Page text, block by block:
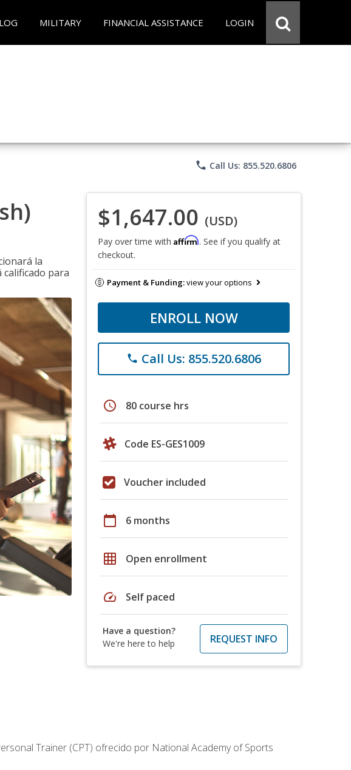
MILITARY FINANCIAL ASSISTANCE LOGIN
phone Call Us: 855.520.6806
la
para
$1,647.00 (USD)
Pay over time with Affirm. See if you qualify at
checkout.
Payment & Funding:view your options
ENROLL NOW
phone Call Us: 855.520.6806
schedule 80 course hrs
Code ES-GES1009
Voucher included
calendar_today 6 months
grid_on Open enrollment
speed Self paced
Have a question?
We're here to help
REQUEST INFO
Trainer (CPT) ofrecido por National Academy of Sports